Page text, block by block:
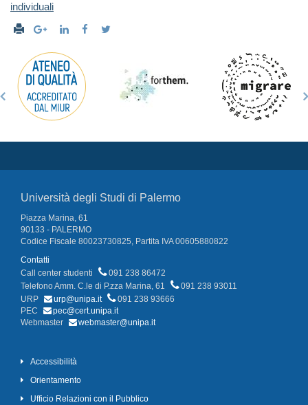
individuali
Università degli Studi di Palermo
Piazza Marina, 61
90133 - PALERMO
Codice Fiscale 80023730825, Partita IVA 00605880822
Contatti
Call center studenti
091 238 86472
Telefono Amm. C.le di P.zza Marina, 61
091 238 93011
URP
urp@unipa.it
091 238 93666
PEC
pec@cert.unipa.it
Webmaster
webmaster@unipa.it
Accessibilità
Orientamento
Ufficio Relazioni con il Pubblico